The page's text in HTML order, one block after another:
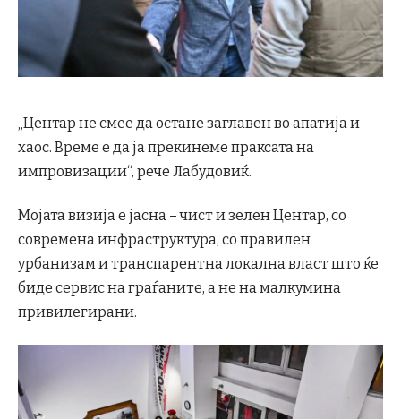
„Центар не смее да остане заглавен во апатија и
хаос. Време е да ја прекинеме праксата на
импровизации“, рече Лабудовиќ.
Мојата визија е јасна – чист и зелен Центар, со
современа инфраструктура, со правилен
урбанизам и транспарентна локална власт што ќе
биде сервис на граѓаните, а не на малкумина
привилегирани.